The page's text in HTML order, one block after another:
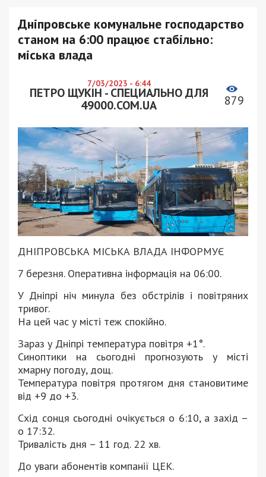
Дніпровське комунальне господарство
станом на 6:00 працює стабільно:
міська влада
7/03/2023 - 6:44
ПЕТРО ЩУКІН - СПЕЦИАЛЬНО ДЛЯ
49000.COM.UA
879
ДНІПРОВСЬКА МІСЬКА ВЛАДА ІНФОРМУЄ
7 березня. Оперативна інформація на 06:00.
У Дніпрі ніч минула без обстрілів і повітряних
тривог.
На цей час у місті теж спокійно.
Зараз у Дніпрі температура повітря +1°.
Синоптики на сьогодні прогнозують у місті
хмарну погоду, дощ.
Температура повітря протягом дня становитиме
від +9 до +3.
Схід сонця сьогодні очікується о 6:10, а захід –
о 17:32.
Тривалість дня – 11 год. 22 хв.
До уваги абонентів компанії ЦЕК.